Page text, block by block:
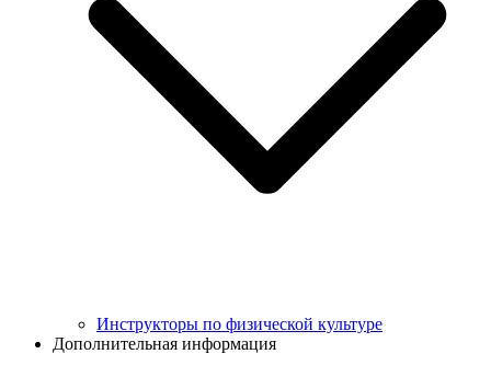
Инструкторы по физической культуре
Дополнительная информация